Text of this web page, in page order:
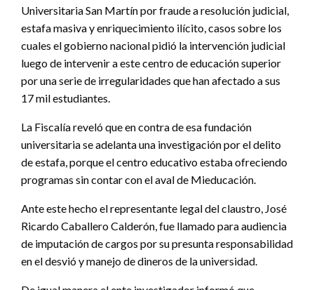
Universitaria San Martín por fraude a resolución judicial,
estafa masiva y enriquecimiento ilícito, casos sobre los
cuales el gobierno nacional pidió la intervención judicial
luego de intervenir a este centro de educación superior
por una serie de irregularidades que han afectado a sus
17 mil estudiantes.
La Fiscalía reveló que en contra de esa fundación
universitaria se adelanta una investigación por el delito
de estafa, porque el centro educativo estaba ofreciendo
programas sin contar con el aval de Mieducación.
Ante este hecho el representante legal del claustro, José
Ricardo Caballero Calderón, fue llamado para audiencia
de imputación de cargos por su presunta responsabilidad
en el desvió y manejo de dineros de la universidad.